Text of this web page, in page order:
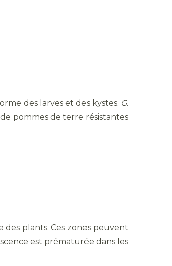
des larves et des kystes. G.
pommes de terre résistantes
des plants. Ces zones peuvent
est prématurée dans les